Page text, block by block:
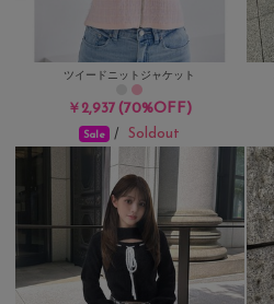
ツイードニットジャケット
￥2,937(70%OFF)
Sale /Soldout